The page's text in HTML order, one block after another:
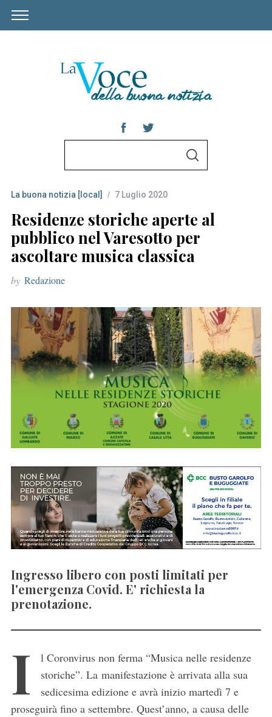
r
c
h
f
o
r
S
La buona notizia [local] 7 Luglio 2020
Residenze storiche aperte al
pubblico nel Varesotto per
ascoltare musica classica
by Redazione
Ingresso libero con posti limitati per
l'emergenza Covid. E' richiesta la
prenotazione.
I
l Coronvirus non ferma “Musica nelle residenze
storiche”. La manifestazione è arrivata alla sua
sedicesima edizione e avrà inizio martedì 7 e
proseguirà fino a settembre. Quest’anno, a causa delle